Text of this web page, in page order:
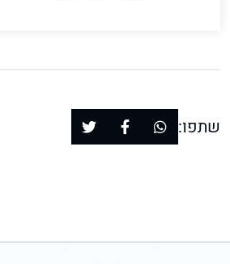
שתפו: